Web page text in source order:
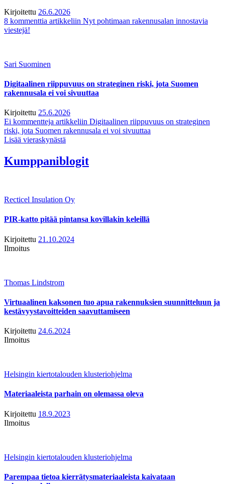
Kirjoitettu 26.6.2026
8 kommenttia artikkeliin Nyt pohtimaan rakennusalan innostavia
viestejä!
Sari Suominen
Digitaalinen riippuvuus on strateginen riski, jota Suomen
rakennusala ei voi sivuuttaa
Kirjoitettu 25.6.2026
Ei kommentteja artikkeliin Digitaalinen riippuvuus on strateginen
riski, jota Suomen rakennusala ei voi sivuuttaa
Lisää vieraskynästä
Kumppaniblogit
Recticel Insulation Oy
PIR-katto pitää pintansa kovillakin keleillä
Kirjoitettu 21.10.2024
Ilmoitus
Thomas Lindstrom
Virtuaalinen kaksonen tuo apua rakennuksien suunnitteluun ja
kestävyystavoitteiden saavuttamiseen
Kirjoitettu 24.6.2024
Ilmoitus
Helsingin kiertotalouden klusteriohjelma
Materiaaleista parhain on olemassa oleva
Kirjoitettu 18.9.2023
Ilmoitus
Helsingin kiertotalouden klusteriohjelma
Parempaa tietoa kierrätysmateriaaleista kaivataan